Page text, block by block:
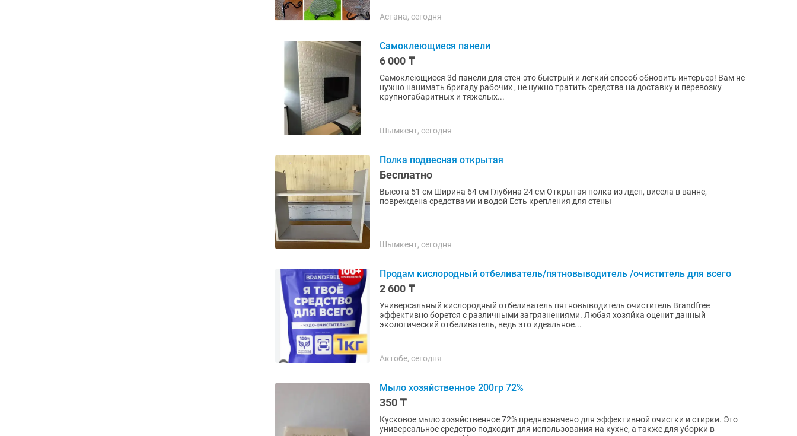
Астана, сегодня
Самоклеющиеся панели
6 000 ₸
Самоклеющиеся 3d панели для стен-это быстрый и легкий способ обновить интерьер! Вам не
нужно нанимать бригаду рабочих , не нужно тратить средства на доставку и перевозку
крупногабаритных и тяжелых...
Шымкент, сегодня
Полка подвесная открытая
Бесплатно
Высота 51 см Ширина 64 см Глубина 24 см Открытая полка из лдсп, висела в ванне,
повреждена средствами и водой Есть крепления для стены
Шымкент, сегодня
Продам кислородный отбеливатель/пятновыводитель /очиститель для всего
2 600 ₸
Универсальный кислородный отбеливатель пятновыводитель очиститель Brandfree
эффективно борется с различными загрязнениями. Любая хозяйка оценит данный
экологический отбеливатель, ведь это идеальное...
Актобе, сегодня
Мыло хозяйственное 200гр 72%
350 ₸
Кусковое мыло хозяйственное 72% предназначено для эффективной очистки и стирки. Это
универсальное средство подходит для использования на кухне, а также для уборки в